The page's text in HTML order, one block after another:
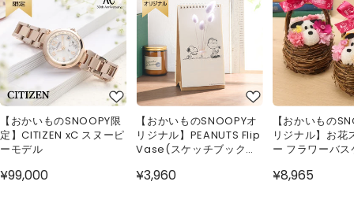
【おかいものSNOOPY限
定】CITIZEN xC スヌーピ
ーモデル
¥99,000
【おかいものSNOOPYオ
リジナル】PEANUTS Flip
Vase(スケッチブック型
¥3,960
【おかいもの
リジナル】お花
ー フラワーバ
¥8,965